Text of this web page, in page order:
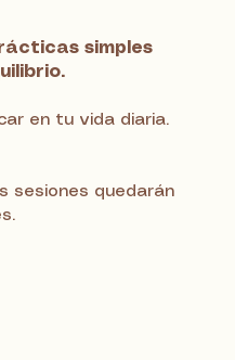
simples
en tu vida diaria.
sesiones quedarán